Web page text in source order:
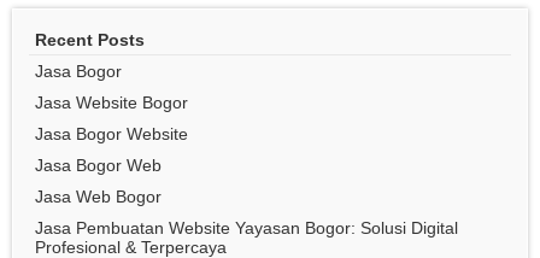
Recent Posts
Jasa Bogor
Jasa Website Bogor
Jasa Bogor Website
Jasa Bogor Web
Jasa Web Bogor
Jasa Pembuatan Website Yayasan Bogor: Solusi Digital
Profesional & Terpercaya